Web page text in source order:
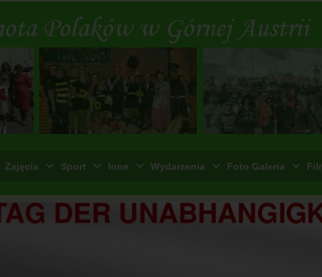
Zajęcia Sport Inne Wydarzenia Foto Galeria